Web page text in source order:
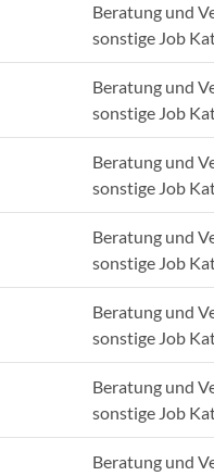
Beratung und
sonstige Job
Beratung und
sonstige Job
Beratung und
sonstige Job
Beratung und
sonstige Job
Beratung und
sonstige Job
Beratung und
sonstige Job
Beratung und